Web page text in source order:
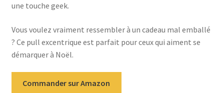
une touche geek.
Vous voulez vraiment ressembler à un cadeau mal emballé
? Ce pull excentrique est parfait pour ceux qui aiment se
démarquer à Noël.
Commander sur Amazon